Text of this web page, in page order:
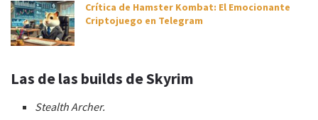
Crítica de Hamster Kombat: El Emocionante
Criptojuego en Telegram
Las de las builds de Skyrim
Stealth Archer.